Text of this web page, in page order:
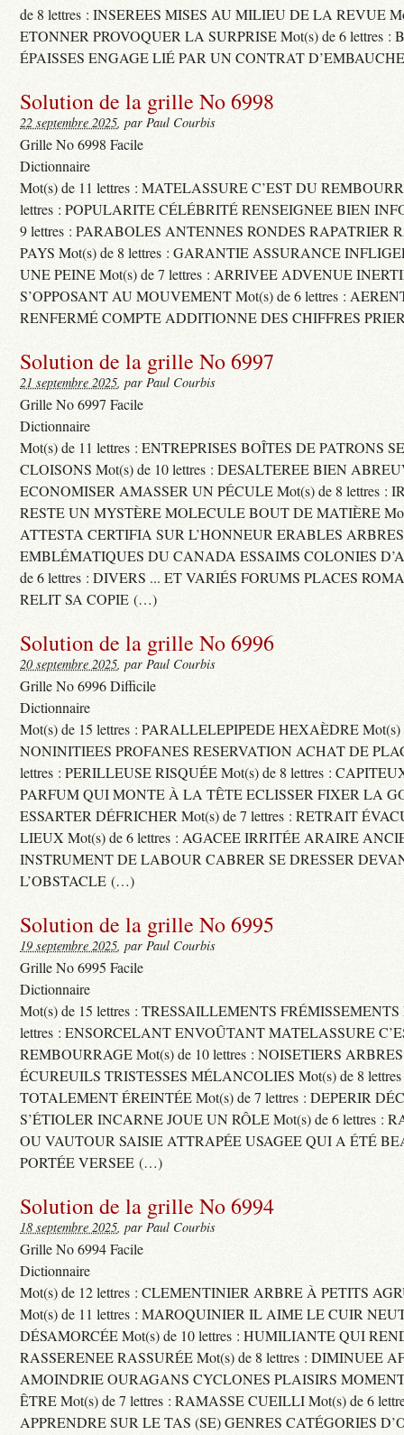
de 8 lettres : INSEREES MISES AU MILIEU DE LA REVUE
ETONNER PROVOQUER LA SURPRISE Mot(s) de 6 lettres :
ÉPAISSES ENGAGE LIÉ PAR UN CONTRAT
Solution de la grille No 6998
22 septembre 2025, par Paul Courbis
Grille No 6998 Facile
Dictionnaire
Mot(s) de 11 lettres : MATELASSURE C’EST DU
lettres : POPULARITE CÉLÉBRITÉ RENSEIGNEE BIEN
9 lettres : PARABOLES ANTENNES RONDES RAPATRIER
PAYS Mot(s) de 8 lettres : GARANTIE ASSURANCE
UNE PEINE Mot(s) de 7 lettres : ARRIVEE ADVENUE
S’OPPOSANT AU MOUVEMENT Mot(s) de 6 lettres :
RENFERMÉ COMPTE ADDITIONNE DES CHIFFRES
Solution de la grille No 6997
21 septembre 2025, par Paul Courbis
Grille No 6997 Facile
Dictionnaire
Mot(s) de 11 lettres : ENTREPRISES BOÎTES DE PATRONS
CLOISONS Mot(s) de 10 lettres : DESALTEREE BIEN
ECONOMISER AMASSER UN PÉCULE Mot(s) de 8 lettres :
RESTE UN MYSTÈRE MOLECULE BOUT DE MATIÈRE
ATTESTA CERTIFIA SUR L’HONNEUR ERABLES ARBRES
EMBLÉMATIQUES DU CANADA ESSAIMS COLONIES
de 6 lettres : DIVERS ... ET VARIÉS FORUMS PLACES
RELIT SA COPIE (…)
Solution de la grille No 6996
20 septembre 2025, par Paul Courbis
Grille No 6996 Difficile
Dictionnaire
Mot(s) de 15 lettres : PARALLELEPIPEDE HEXAÈDRE Mot(s)
NONINITIEES PROFANES RESERVATION ACHAT DE
lettres : PERILLEUSE RISQUÉE Mot(s) de 8 lettres :
PARFUM QUI MONTE À LA TÊTE ECLISSER FIXER LA
ESSARTER DÉFRICHER Mot(s) de 7 lettres : RETRAIT
LIEUX Mot(s) de 6 lettres : AGACEE IRRITÉE ARAIRE
INSTRUMENT DE LABOUR CABRER SE DRESSER
L’OBSTACLE (…)
Solution de la grille No 6995
19 septembre 2025, par Paul Courbis
Grille No 6995 Facile
Dictionnaire
Mot(s) de 15 lettres : TRESSAILLEMENTS FRÉMISSEMENTS
lettres : ENSORCELANT ENVOÛTANT MATELASSURE
REMBOURRAGE Mot(s) de 10 lettres : NOISETIERS
ÉCUREUILS TRISTESSES MÉLANCOLIES Mot(s) de 8
TOTALEMENT ÉREINTÉE Mot(s) de 7 lettres : DEPERIR
S’ÉTIOLER INCARNE JOUE UN RÔLE Mot(s) de 6 lettres :
OU VAUTOUR SAISIE ATTRAPÉE USAGEE QUI A ÉTÉ
PORTÉE VERSEE (…)
Solution de la grille No 6994
18 septembre 2025, par Paul Courbis
Grille No 6994 Facile
Dictionnaire
Mot(s) de 12 lettres : CLEMENTINIER ARBRE À PETITS
Mot(s) de 11 lettres : MAROQUINIER IL AIME LE CUIR
DÉSAMORCÉE Mot(s) de 10 lettres : HUMILIANTE QUI
RASSERENEE RASSURÉE Mot(s) de 8 lettres : DIMINUEE
AMOINDRIE OURAGANS CYCLONES PLAISIRS
ÊTRE Mot(s) de 7 lettres : RAMASSE CUEILLI Mot(s) de 6
APPRENDRE SUR LE TAS (SE) GENRES CATÉGORIES